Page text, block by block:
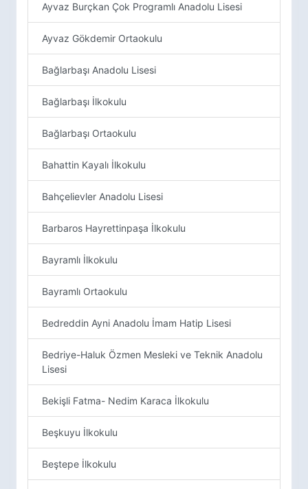
Ayvaz Burçkan Çok Programlı Anadolu Lisesi
Ayvaz Gökdemir Ortaokulu
Bağlarbaşı Anadolu Lisesi
Bağlarbaşı İlkokulu
Bağlarbaşı Ortaokulu
Bahattin Kayalı İlkokulu
Bahçelievler Anadolu Lisesi
Barbaros Hayrettinpaşa İlkokulu
Bayramlı İlkokulu
Bayramlı Ortaokulu
Bedreddin Ayni Anadolu İmam Hatip Lisesi
Bedriye-Haluk Özmen Mesleki ve Teknik Anadolu
Lisesi
Bekişli Fatma- Nedim Karaca İlkokulu
Beşkuyu İlkokulu
Beştepe İlkokulu